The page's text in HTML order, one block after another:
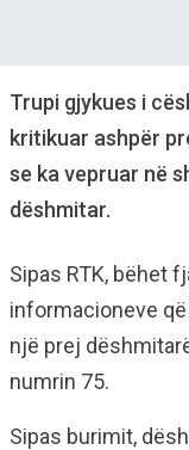
Trupi gjykues i
kritikuar ashpër
se ka vepruar në
dëshmitar.
Sipas RTK, bëhet
informacioneve
një prej
numrin 75.
Sipas burimit,